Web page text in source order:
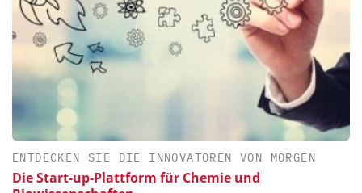
ENTDECKEN SIE DIE INNOVATOREN VON MORGEN
Die Start-up-Plattform für Chemie und